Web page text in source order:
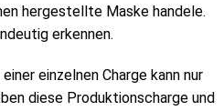
hergestellte Maske handele.
erkennen.
einzelnen Charge kann nur
diese Produktionscharge und